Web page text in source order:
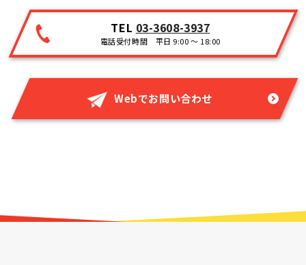
TEL 03-3608-3937
電話受付時間 平日 9:00 ～ 18:00
Webでお問い合わせ